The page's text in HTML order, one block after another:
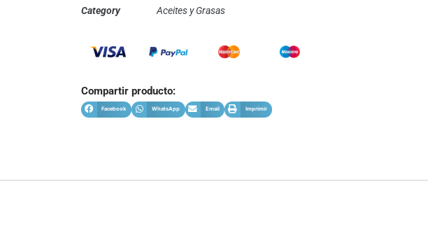
Category
Aceites y Grasas
Compartir producto:
Facebook WhatsApp Email Imprimir